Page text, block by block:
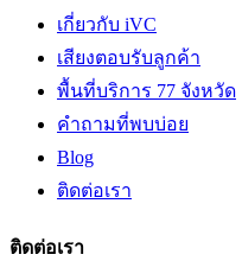
เกี่ยวกับ iVC
เสียงตอบรับลูกค้า
พื้นที่บริการ 77 จังหวัด
คำถามที่พบบ่อย
Blog
ติดต่อเรา
ติดต่อเรา